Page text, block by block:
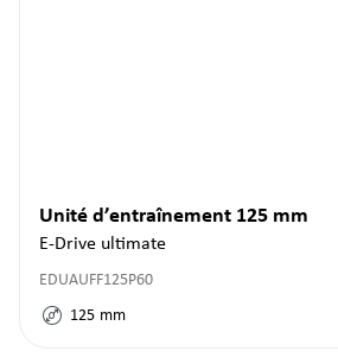
Unité d’entraînement 125 mm
E-Drive ultimate
EDUAUFF125P60
125 mm